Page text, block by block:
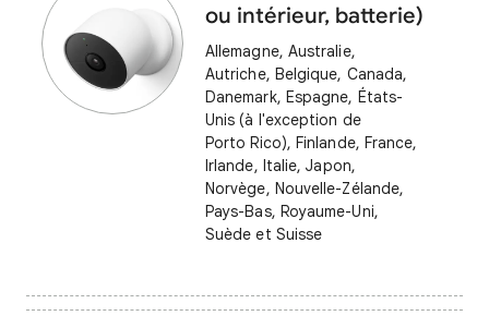
ou intérieur, batterie)
Allemagne, Australie,
Autriche, Belgique, Canada,
Danemark, Espagne, États-
Unis (à l'exception de
Porto Rico), Finlande, France,
Irlande, Italie, Japon,
Norvège, Nouvelle-Zélande,
Pays-Bas, Royaume-Uni,
Suède et Suisse